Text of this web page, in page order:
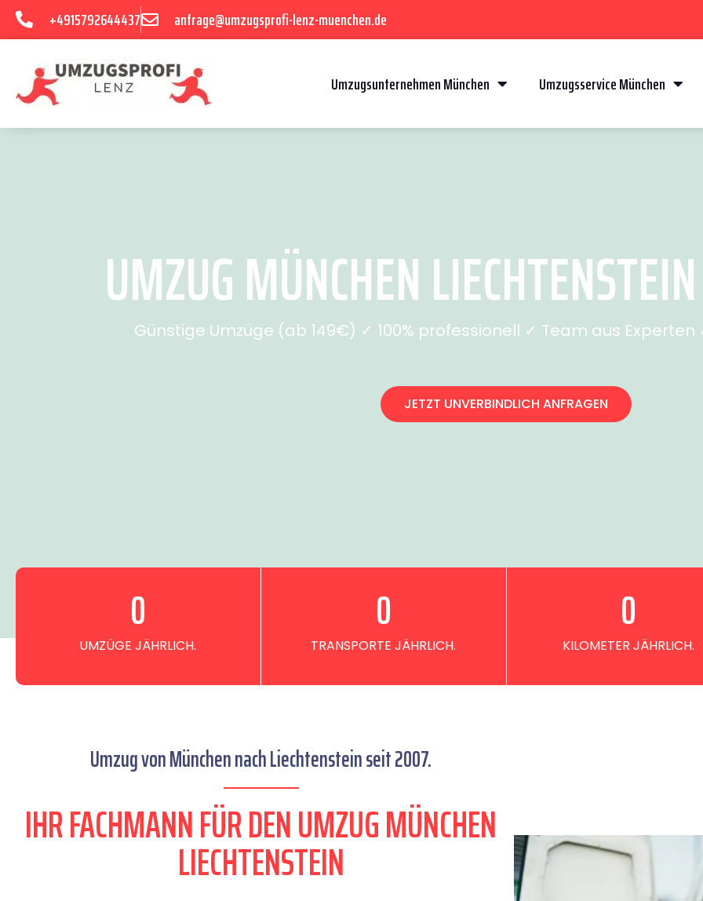
+4915792644437 anfrage@umzugsprofi-lenz-muenchen.de
Umzugsunternehmen München Umzugsservice München
UMZUG MÜNCHEN
Günstige Umzüge (ab 149€) ✓ 100% professionell ✓ Team aus
JETZT UNVERBINDLICH ANFRAGEN
UMZÜGE JÄHRLICH.
0
TRANSPORTE JÄHRLICH.
0
KILOMETER JÄHRLICH.
0
Umzug von München nach Liechtenstein seit 2007.
IHR FACHMANN FÜR DEN UMZUG MÜNCHEN
LIECHTENSTEIN